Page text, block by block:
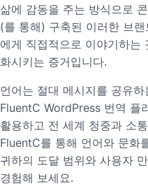
삶에 감동을 주는 방식으로
(를 통해) 구축된 이러한 브
에게 직접적으로 이야기하는
화시키는 증거입니다.
언어는 절대 메시지를 공유
FluentC WordPress 번역 플
활용하고 전 세계 청중과 소
FluentC를 통해 언어와 문화
귀하의 도달 범위와 사용자
경험해 보세요.